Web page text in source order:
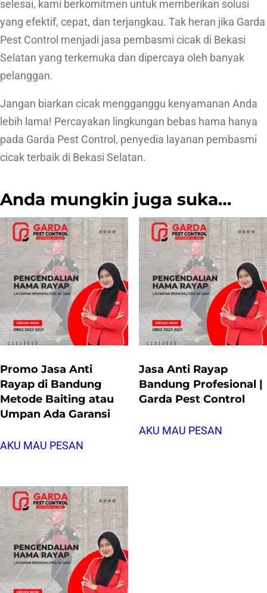
selesai, kami berkomitmen untuk memberikan solusi
yang efektif, cepat, dan terjangkau. Tak heran jika Garda
Pest Control menjadi jasa pembasmi cicak di Bekasi
Selatan yang terkemuka dan dipercaya oleh banyak
pelanggan.
Jangan biarkan cicak mengganggu kenyamanan Anda
lebih lama! Percayakan lingkungan bebas hama hanya
pada Garda Pest Control, penyedia layanan pembasmi
cicak terbaik di Bekasi Selatan.
Anda mungkin juga suka…
Promo Jasa Anti
Rayap di Bandung
Metode Baiting atau
Umpan Ada Garansi
AKU MAU PESAN
Jasa Anti Rayap
Bandung Profesional |
Garda Pest Control
AKU MAU PESAN